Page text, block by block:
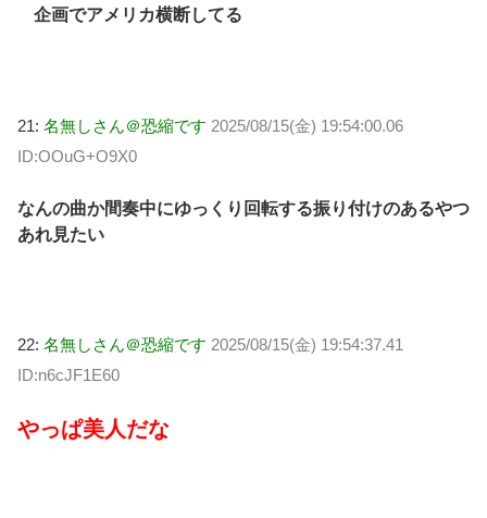
企画でアメリカ横断してる
21: 名無しさん＠恐縮です 2025/08/15(金) 19:54:00.06
ID:OOuG+O9X0
なんの曲か間奏中にゆっくり回転する振り付けのあるやつ
あれ見たい
22: 名無しさん＠恐縮です 2025/08/15(金) 19:54:37.41
ID:n6cJF1E60
やっぱ美人だな